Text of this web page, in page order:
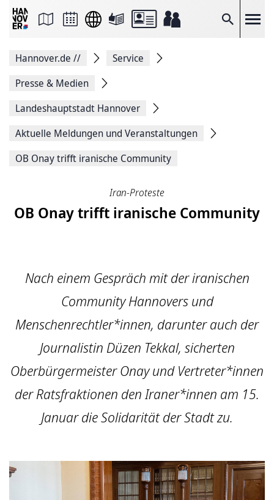
Suche
Seite
Facebook
teilen
Seitenlink
Seite
Hannover.de //
Service
Presse & Medien
Landeshauptstadt Hannover
Aktuelle Meldungen und Veranstaltungen
OB Onay trifft iranische Community
Iran-Proteste
OB Onay trifft iranische Community
Nach einem Gespräch mit der iranischen
Community Hannovers und
Menschenrechtler*innen, darunter auch der
Journalistin Düzen Tekkal, sicherten
Oberbürgermeister Onay und Vertreter*innen
der Ratsfraktionen den Iraner*innen am 15.
Januar die Solidarität der Stadt zu.